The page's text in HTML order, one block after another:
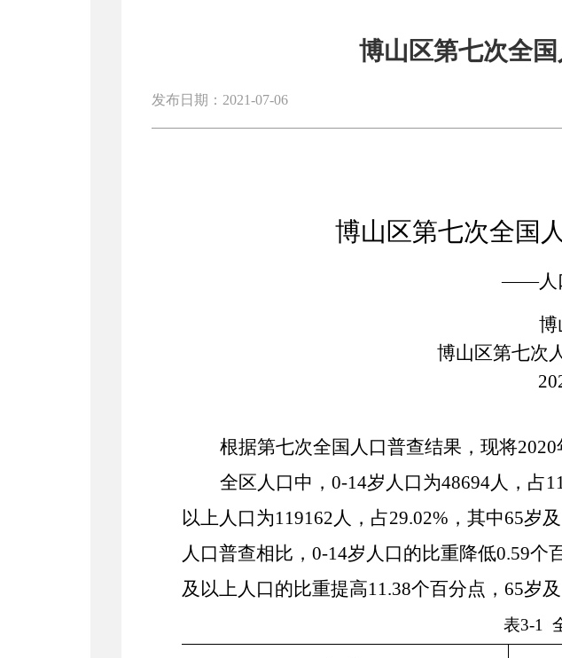
博山区第七次全国
发布日期：2021-07-06
博山区第七次全国
——人
博
博山区第七次
根据第七次全国人口普查结果，现将
全区人口中， 0-14岁人口为48694人，占
以上人口为119162人，占29.02%，其中65岁
人口普查相比，0-14岁人口的比重降低0.59个
及以上人口的比重提高11.38个百分点， 65岁
表3-1